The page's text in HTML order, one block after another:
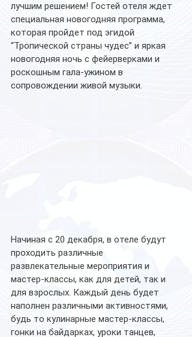
лучшим решением! Гостей отеля ждет
специальная новогодняя программа,
которая пройдет под эгидой
“Тропической страны чудес” и яркая
новогодняя ночь с фейерверками и
роскошным гала-ужином в
сопровождении живой музыки.
Начиная с 20 декабря, в отеле будут
проходить различные
развлекательные мероприятия и
мастер-классы, как для детей, так и
для взрослых. Каждый день будет
наполнен различными активностями,
будь то кулинарные мастер-классы,
гонки на байдарках, уроки танцев,